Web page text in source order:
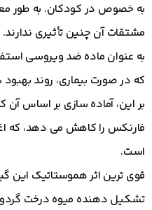
به خصوص در کودکان. به طور
مشتقات آن چنین تأثیری
به عنوان ماده ضد ویروسی
که در صورت بیماری، روند
بر این، آماده سازی بر اساس آن
است.
قوی ترین اثر هموستاتیک این
تشکیل دهنده میوه درخت